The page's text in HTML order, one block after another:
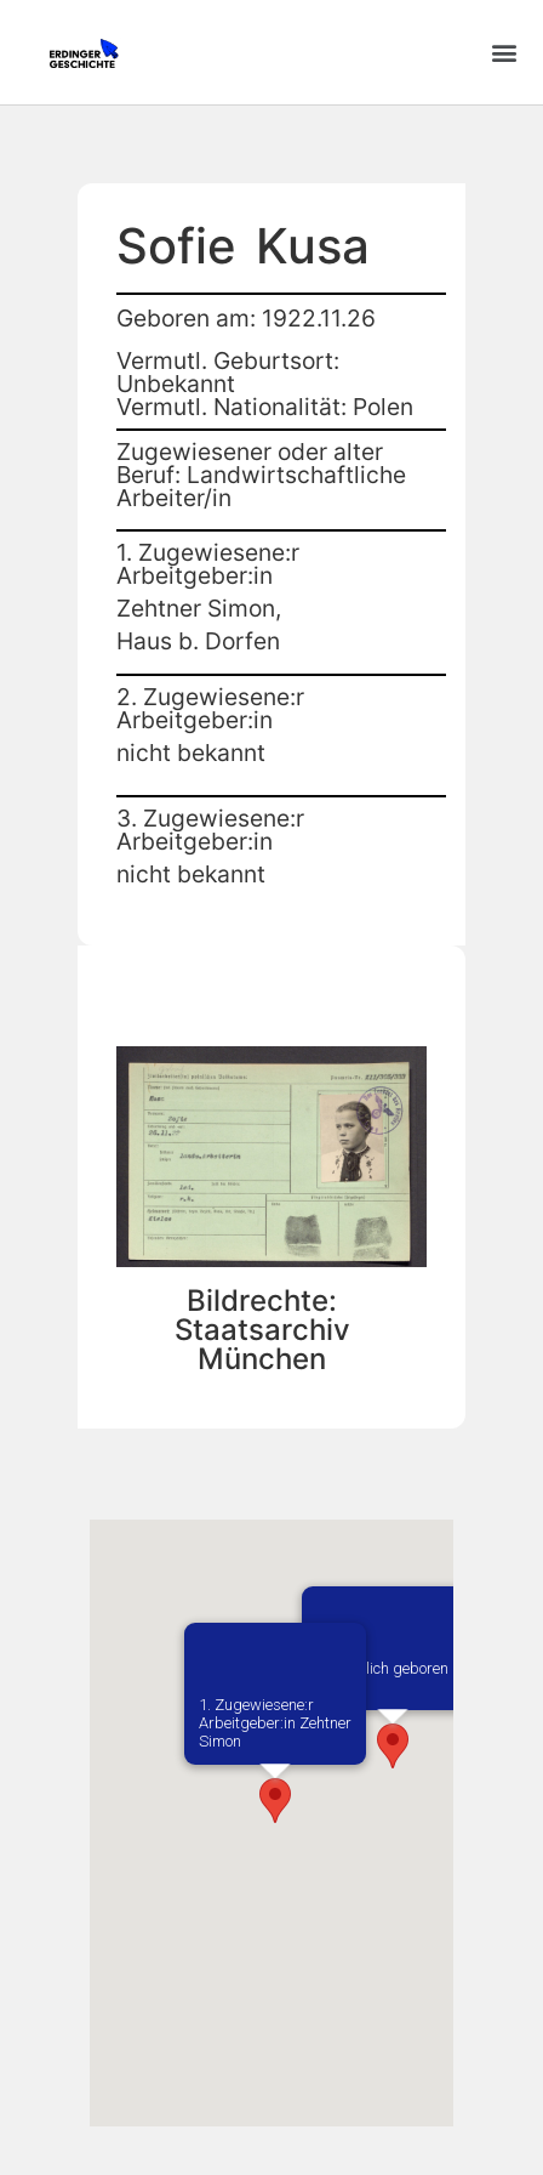
Sofie Kusa
Geboren am: 1922.11.26
Vermutl. Geburtsort:
Unbekannt
Vermutl. Nationalität: Polen
Zugewiesener oder alter
Beruf: Landwirtschaftliche
Arbeiter/in
1. Zugewiesene:r
Arbeitgeber:in
Zehtner Simon,
Haus b. Dorfen
2. Zugewiesene:r
Arbeitgeber:in
nicht bekannt
3. Zugewiesene:r
Arbeitgeber:in
nicht bekannt
Bildrechte:
Staatsarchiv
München
Vermutlich geboren in
1. Zugewiesene:r
Arbeitgeber:in​ Zehtner
Simon